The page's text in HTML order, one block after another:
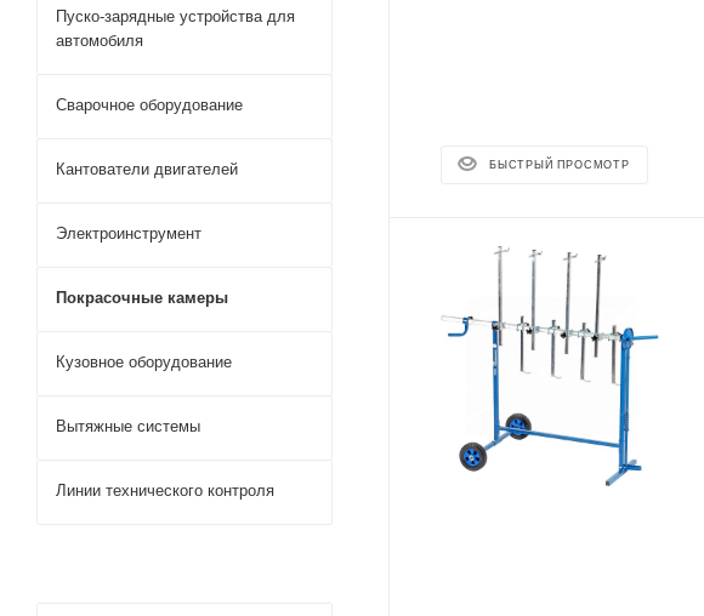
БЫСТРЫЙ ПРОСМОТР
Пуско-зарядные устройства для
автомобиля
Сварочное оборудование
Кантователи двигателей
Электроинструмент
Покрасочные камеры
Кузовное оборудование
Вытяжные системы
Линии технического контроля